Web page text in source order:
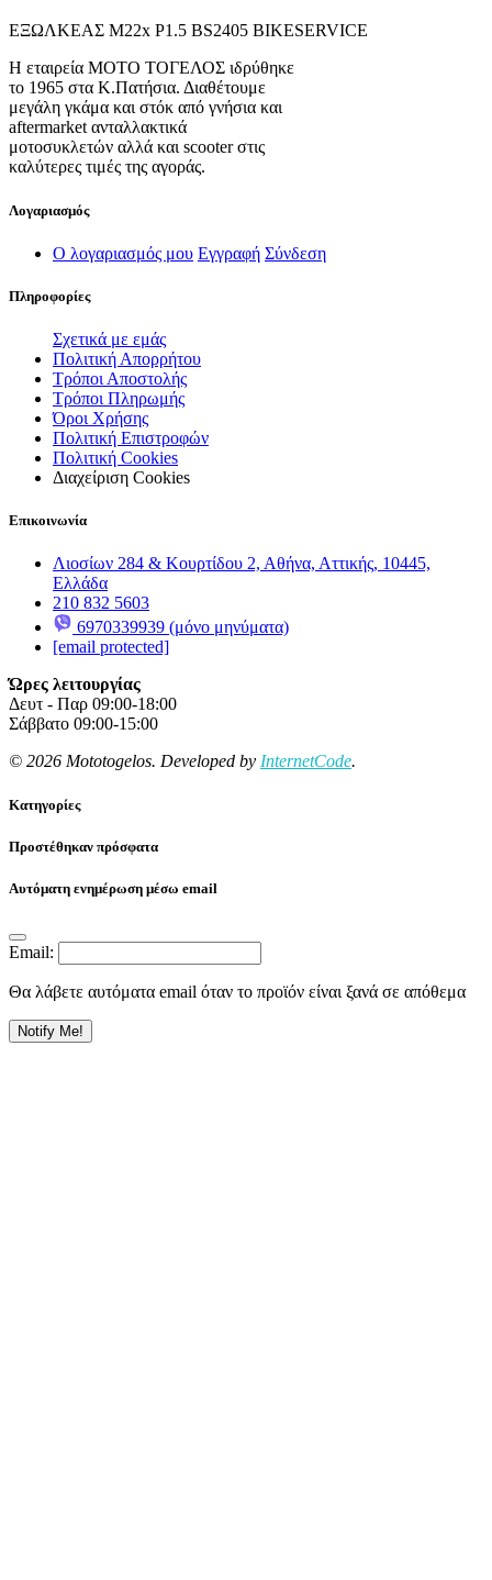
ΕΞΩΛΚΕΑΣ Μ22x P1.5 BS2405 BIKESERVICE
Η εταιρεία ΜΟΤΟ ΤΟΓΕΛΟΣ ιδρύθηκε
το 1965 στα Κ.Πατήσια. Διαθέτουμε
μεγάλη γκάμα και στόκ από γνήσια και
aftermarket ανταλλακτικά
μοτοσυκλετών αλλά και scooter στις
καλύτερες τιμές της αγοράς.
Λογαριασμός
Ο λογαριασμός μου Εγγραφή Σύνδεση
Πληροφορίες
Σχετικά με εμάς
Πολιτική Απορρήτου
Τρόποι Αποστολής
Τρόποι Πληρωμής
Όροι Χρήσης
Πολιτική Επιστροφών
Πολιτική Cookies
Διαχείριση Cookies
Επικοινωνία
Λιοσίων 284 & Κουρτίδου 2, Αθήνα, Αττικής, 10445,
Ελλάδα
210 832 5603
6970339939 (μόνο μηνύματα)
[email protected]
Ώρες λειτουργίας
Δευτ - Παρ 09:00-18:00
Σάββατο 09:00-15:00
© 2026 Mototogelos. Developed by InternetCode.
Κατηγορίες
Προστέθηκαν πρόσφατα
Αυτόματη ενημέρωση μέσω email
Email:
Θα λάβετε αυτόματα email όταν το προϊόν είναι ξανά σε απόθεμα
Notify Me!